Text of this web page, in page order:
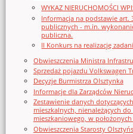
WYKAZ NIERUCHOMOŚCI
Informacja na podstawie art.
publicznych - m.in.
publiczna.
II Konkurs na realizację
Obwieszczenia Ministra
Sprzedaż pojazdu Volkswagen
Decyzje Burmistrza Olsztynka
Informacje dla Zarządców
Zestawienie danych
mieszkalnych, nienależących
mieszkaniowego, w
Obwieszczenia Starosty